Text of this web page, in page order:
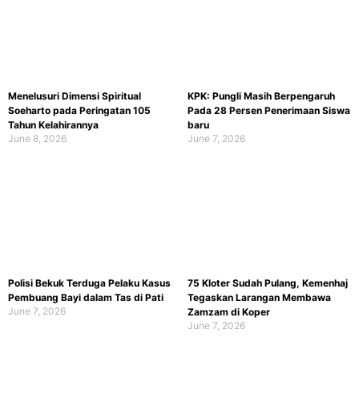
Menelusuri Dimensi Spiritual
Soeharto pada Peringatan 105
Tahun Kelahirannya
June 8, 2026
KPK: Pungli Masih Berpengaruh
Pada 28 Persen Penerimaan Siswa
baru
June 7, 2026
Polisi Bekuk Terduga Pelaku Kasus
Pembuang Bayi dalam Tas di Pati
June 7, 2026
75 Kloter Sudah Pulang, Kemenhaj
Tegaskan Larangan Membawa
Zamzam di Koper
June 7, 2026